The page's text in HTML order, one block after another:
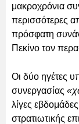
μακροχρόνια
περισσότερες
πρόσφατη
Πεκίνο τον
Οι δύο ηγέτες
συνεργασίας
λίγες
στρατιωτικής